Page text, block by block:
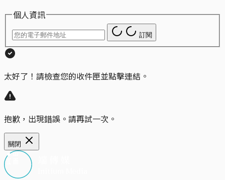
個人資訊
訂閱
太好了！請檢查您的收件匣並點擊連結。
抱歉，出現錯誤。請再試一次。
關閉